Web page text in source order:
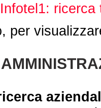
Infotel1: ricerca
per